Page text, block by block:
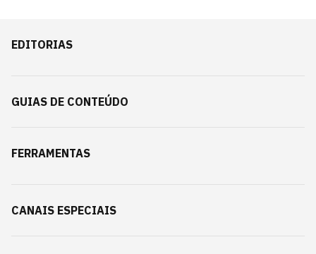
EDITORIAS
GUIAS DE CONTEÚDO
FERRAMENTAS
CANAIS ESPECIAIS